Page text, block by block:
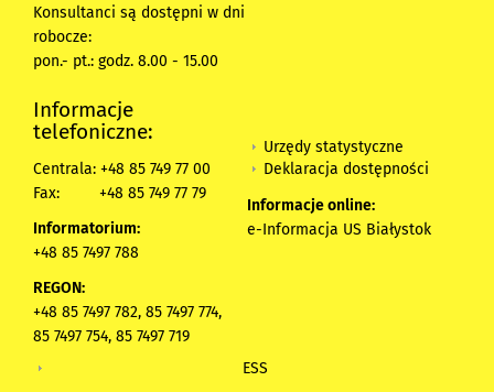
Konsultanci są dostępni w dni
robocze:
pon.- pt.: godz. 8.00 - 15.00
Informacje
telefoniczne:
Centrala: +48 85 749 77 00
Fax:
+48 85 749 77 79
Informatorium:
+48 85 7497 788
REGON:
+48 85 7497 782, 85 7497 774,
85 7497 754, 85 7497 719
Urzędy statystyczne
Deklaracja dostępności
Informacje online:
e-Informacja US Białystok
ESS